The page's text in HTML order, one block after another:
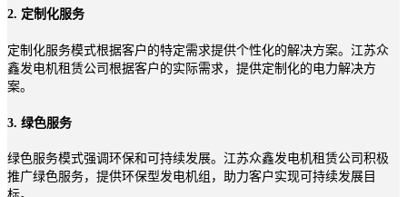
2. 定制化服务
定制化服务模式根据客户的特定需求提供个性化的解决方案。江苏众
鑫发电机租赁公司根据客户的实际需求，提供定制化的电力解决方
案。
3. 绿色服务
绿色服务模式强调环保和可持续发展。江苏众鑫发电机租赁公司积极
推广绿色服务，提供环保型发电机组，助力客户实现可持续发展目